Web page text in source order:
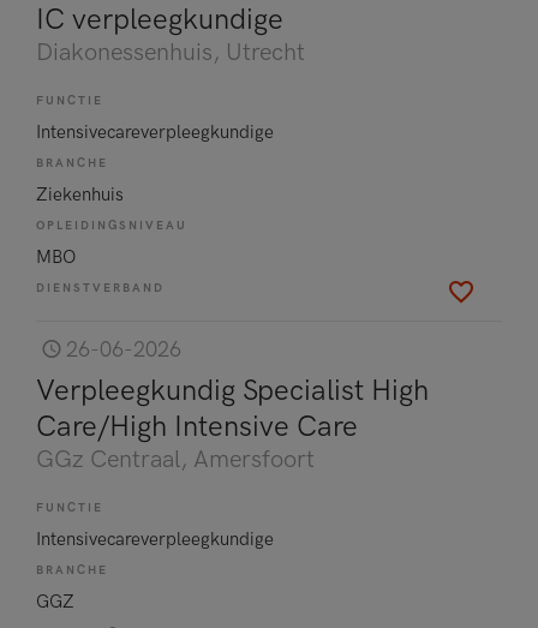
IC verpleegkundige
Diakonessenhuis, Utrecht
FUNCTIE
Intensivecareverpleegkundige
BRANCHE
Ziekenhuis
OPLEIDINGSNIVEAU
MBO
DIENSTVERBAND
26-06-2026
Verpleegkundig Specialist High
Care/High Intensive Care
GGz Centraal, Amersfoort
FUNCTIE
Intensivecareverpleegkundige
BRANCHE
GGZ